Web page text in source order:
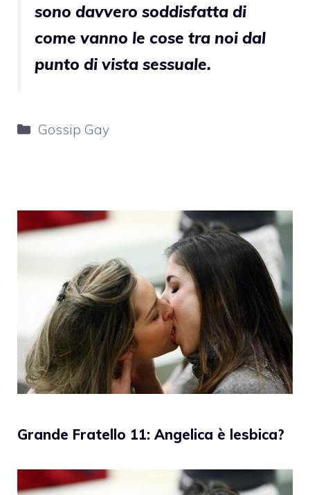
sono davvero soddisfatta di
come vanno le cose tra noi dal
punto di vista sessuale.
Categorie
Gossip Gay
Grande Fratello 11: Angelica è lesbica?